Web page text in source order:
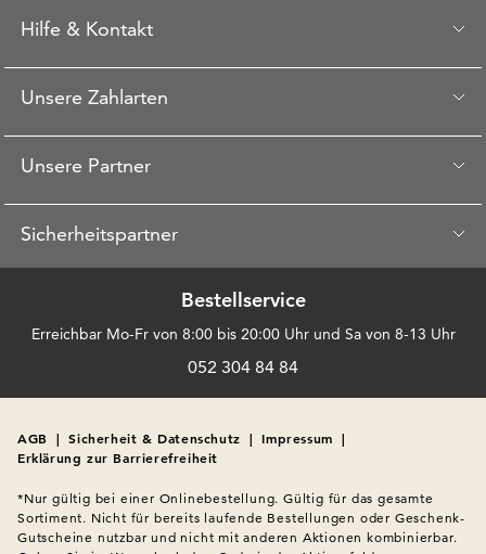
Hilfe & Kontakt
Unsere Zahlarten
Unsere Partner
Sicherheitspartner
Bestellservice
Erreichbar Mo-Fr von 8:00 bis 20:00 Uhr und Sa von 8-13 Uhr
052 304 84 84
AGB | Sicherheit & Datenschutz | Impressum |
Erklärung zur Barrierefreiheit
*Nur gültig bei einer Onlinebestellung. Gültig für das gesamte
Sortiment. Nicht für bereits laufende Bestellungen oder Geschenk-
Gutscheine nutzbar und nicht mit anderen Aktionen kombinierbar.